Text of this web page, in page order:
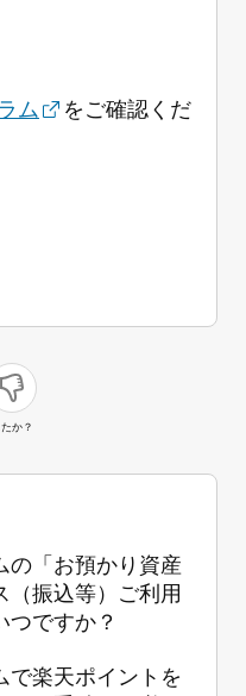
ム
をご確認くだ
か？
の「お預かり資産
（振込等）ご利用
つですか？
で楽天ポイントを